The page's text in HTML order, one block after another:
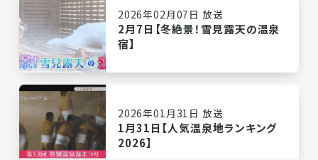
2026年02月07日 放送
2月7日【冬絶景！雪見露天の温泉
宿】
2026年01月31日 放送
1月31日【人気温泉地ランキング
2026】